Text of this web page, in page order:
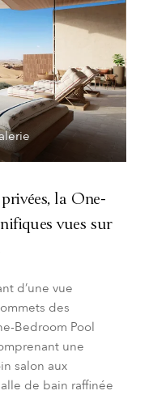
la One-
vues sur
d’une vue
des
Bedroom Pool
une
salon aux
de bain raffinée